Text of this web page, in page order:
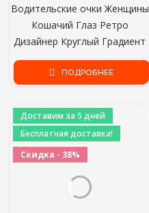
Водительские очки Женщины
Кошачий Глаз Ретро
Дизайнер Круглый Градиент
Негабаритные Очки
Солнцезащитные очки
Солнцезащитные Очки
Водительские Очки
ПОДРОБНЕЕ
Доставим за 5 дней
Бесплатная доставка!
Скидка - 38%